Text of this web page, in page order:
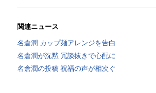
関連ニュース
名倉潤 カップ麺アレンジを告白
名倉潤が沈黙 冗談抜きで心配に
名倉潤の投稿 祝福の声が相次ぐ